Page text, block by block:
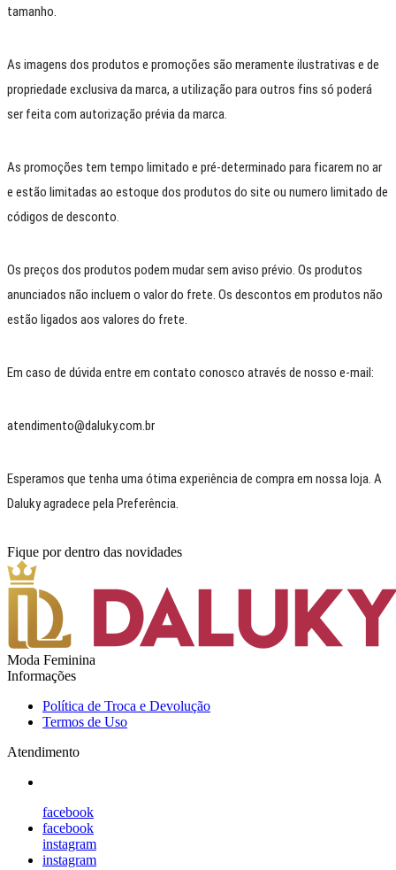
tamanho.
As imagens dos produtos e promoções são meramente ilustrativas e de
propriedade exclusiva da marca, a utilização para outros fins só poderá
ser feita com autorização prévia da marca.
As promoções tem tempo limitado e pré-determinado para ficarem no ar
e estão limitadas ao estoque dos produtos do site ou numero limitado de
códigos de desconto.
Os preços dos produtos podem mudar sem aviso prévio. Os produtos
anunciados não incluem o valor do frete. Os descontos em produtos não
estão ligados aos valores do frete.
Em caso de dúvida entre em contato conosco através de nosso e-mail:
atendimento@daluky.com.br
Esperamos que tenha uma ótima experiência de compra em nossa loja. A
Daluky agradece pela Preferência.
Fique por dentro das novidades
Moda Feminina
Informações
Política de Troca e Devolução
Termos de Uso
Atendimento
facebook
facebook
instagram
instagram